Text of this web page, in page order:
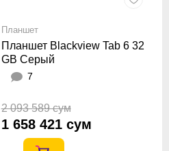
Планшет
Планшет Blackview Tab 6 32
GB Серый
7
2 093 589 сум
1 658 421 сум